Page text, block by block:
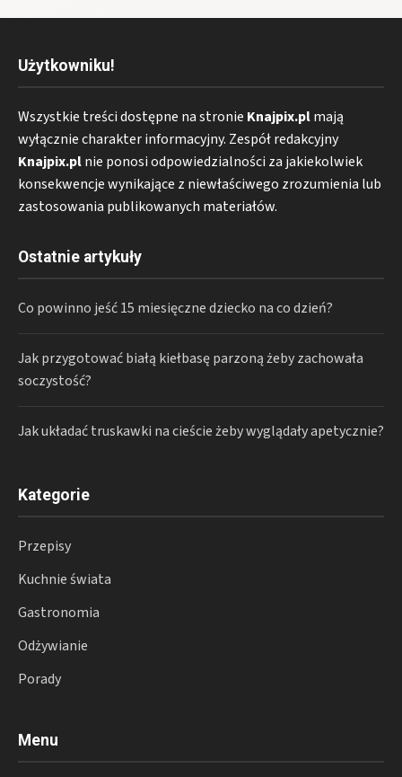
Użytkowniku!
Wszystkie treści dostępne na stronie Knajpix.plmają
wyłącznie charakter informacyjny. Zespół redakcyjny
Knajpix.plnie ponosi odpowiedzialności za jakiekolwiek
konsekwencje wynikające z niewłaściwego zrozumienia lub
zastosowania publikowanych materiałów.
Ostatnie artykuły
Co powinno jeść 15 miesięczne dziecko na co dzień?
Jak przygotować białą kiełbasę parzoną żeby zachowała
soczystość?
Jak układać truskawki na cieście żeby wyglądały apetycznie?
Kategorie
Przepisy
Kuchnie świata
Gastronomia
Odżywianie
Porady
Menu